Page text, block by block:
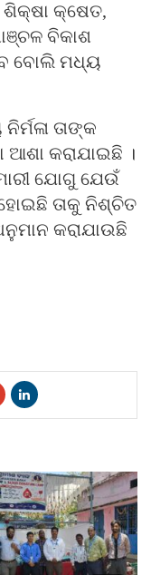
କ୍ଷେତ,
ବିକାଶ
ବୋଲି ମଧ୍ୟ
ତାଙ୍କ
କରାଯାଇଛି ।
ଯୋଗୁ ଯେଉଁ
ତାକୁ ନିଶ୍ଚିତ
କରାଯାଉଛି